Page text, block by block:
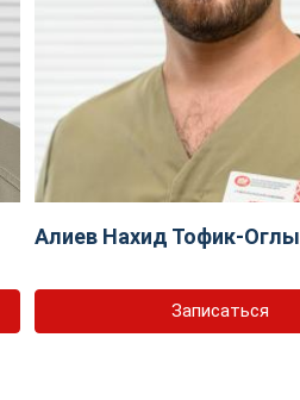
Алиев Нахид Тофик-Оглы
Записаться